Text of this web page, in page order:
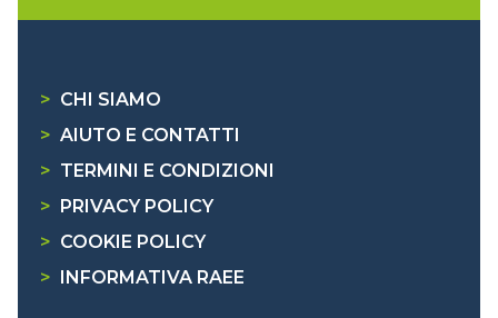
> CHI SIAMO
> AIUTO E CONTATTI
> TERMINI E CONDIZIONI
>
PRIVACY POLICY
> COOKIE POLICY
>
INFORMATIVA RAEE